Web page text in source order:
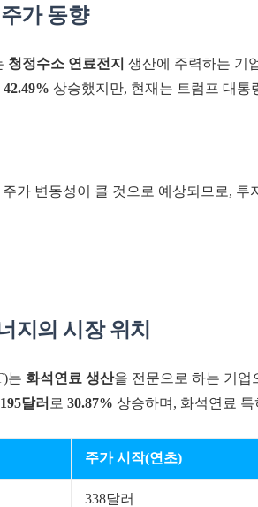
가 동향
청정수소 연료전지 생산에 주력하는 기
42.49% 상승했지만, 현재는 트럼프 대통
가 변동성이 클 것으로 예상되므로, 투
지의 시장 위치
는 화석연료 생산을 전문으로 하는 기업
195달러 로 30.87% 상승하며, 화석연료
주가 시작(연초)
338달러